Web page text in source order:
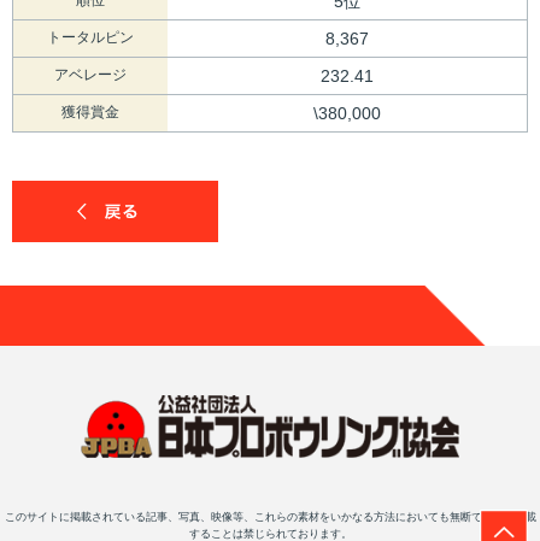
トータルピン 8,367
アベレージ 232.41
獲得賞金 \380,000
このサイトに掲載されている記事、写真、映像等、これらの素材をいかなる方法においても無断で複写・転載
することは禁じられております。